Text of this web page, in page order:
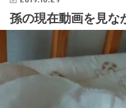
孫の現在動画を見な